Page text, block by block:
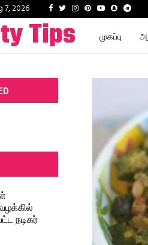
7, 2026 Facebook
TwitterInstagram
PinterestYoutube
Snapchat
Tips முகப்பு
நடிகர்